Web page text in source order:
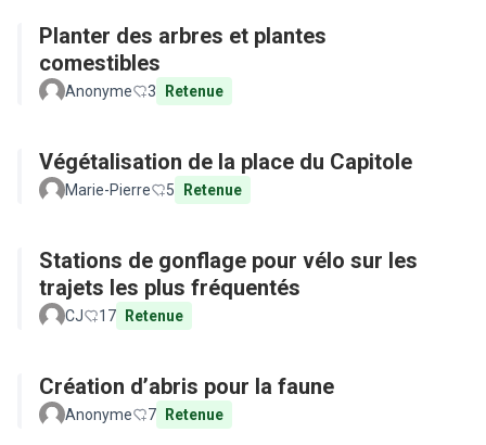
Planter des arbres et plantes
comestibles
Anonyme 3 Retenue
Végétalisation de la place du Capitole
Marie-Pierre 5 Retenue
Stations de gonflage pour vélo sur les
trajets les plus fréquentés
CJ 17 Retenue
Création d’abris pour la faune
Anonyme 7 Retenue